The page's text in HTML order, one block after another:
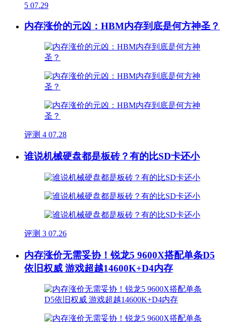
5 07.29
内存涨价的元凶：HBM内存到底是何方神圣？
评测 4 07.28
谁说机械硬盘都是板砖？有的比SD卡还小
评测 3 07.26
内存涨价无需妥协！锐龙5 9600X搭配单条D5
依旧权威 游戏超越14600K+D4内存